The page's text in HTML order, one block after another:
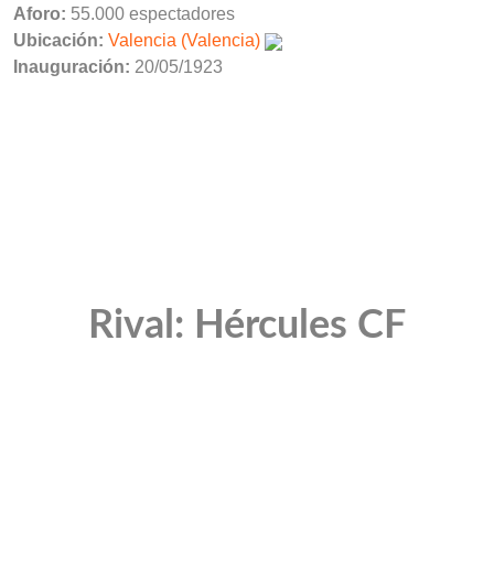
Aforo: 55.000 espectadores
Ubicación: Valencia (Valencia)
Inauguración: 20/05/1923
Rival: Hércules CF